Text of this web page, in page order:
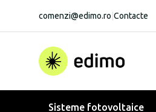
comenzi@edimo.ro Contacte
Sisteme fotovoltaice